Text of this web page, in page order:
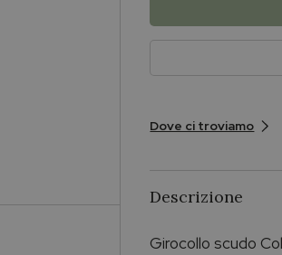
Dove ci troviamo
Descrizione
Girocollo scudo